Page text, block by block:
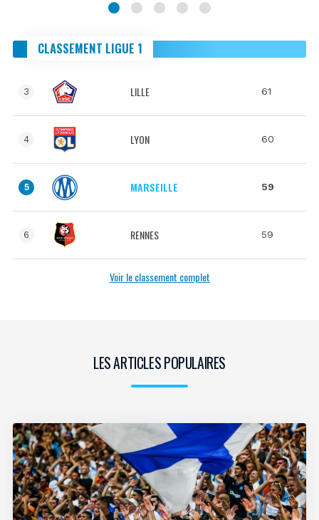
CLASSEMENT LIGUE 1
3 LILLE 61
4 LYON 60
5 MARSEILLE 59
6 RENNES 59
Voir le classement complet
LES ARTICLES POPULAIRES